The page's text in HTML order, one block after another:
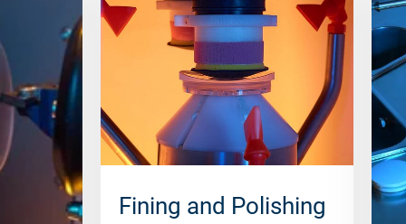
Fining and Polishing